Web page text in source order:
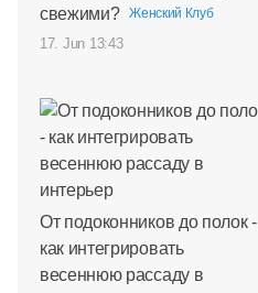
свежими?
Женский Клуб
17. Jun 13:43
От подоконников до полок -
как интегрировать
весеннюю рассаду в